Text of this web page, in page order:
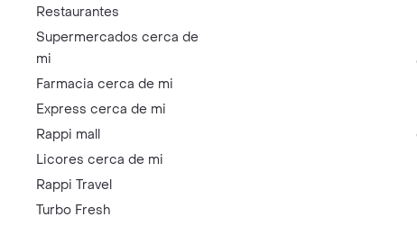
Restaurantes
Supermercados cerca de
mi
Farmacia cerca de mi
Express cerca de mi
Rappi mall
Licores cerca de mi
Rappi Travel
Turbo Fresh